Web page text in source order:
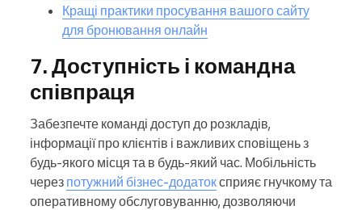
Кращі практики просування вашого сайту
для бронювання онлайн
7. Доступність і командна
співпраця
Забезпечте команді доступ до розкладів,
інформації про клієнтів і важливих сповіщень з
будь-якого місця та в будь-який час. Мобільність
через потужний бізнес-додатоксприяє гнучкому та
оперативному обслуговуванню, дозволяючи